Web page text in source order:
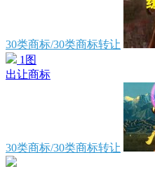
30类商标/30类商标转让
1图
出让商标
30类商标/30类商标转让